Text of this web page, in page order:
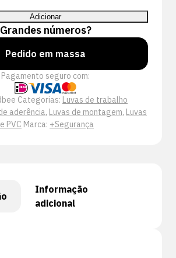
Adicionar
Grandes números?
Pedido em massa
Pagamento seguro com:
Categorias: Luvas de trabalho
aderência, Luvas de montagem, Luvas
PVC Marca: +Segurança
Informação
adicional